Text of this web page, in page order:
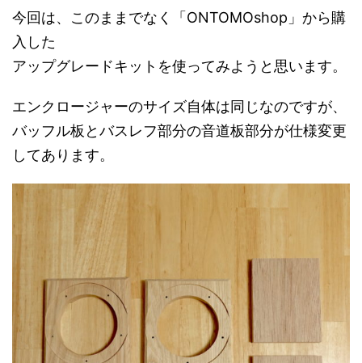
今回は、このままでなく「ONTOMOshop」から購
入した
アップグレードキットを使ってみようと思います。
エンクロージャーのサイズ自体は同じなのですが、
バッフル板とバスレフ部分の音道板部分が仕様変更
してあります。